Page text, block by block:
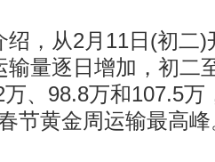
，从2月11日(初二)
输量逐日增加，初二
、98.8万和107.5万
节黄金周运输最高峰